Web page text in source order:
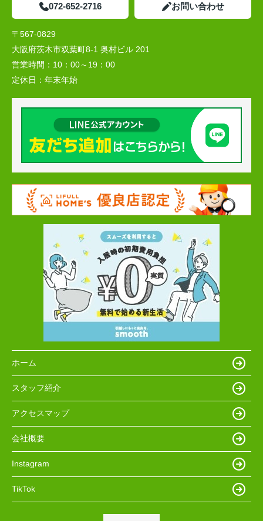
072-652-2716 お問い合わせ
〒567-0829
大阪府茨木市双葉町8-1 奥村ビル 201
営業時間： 10：00～19：00
定休日： 年末年始
ホーム
スタッフ紹介
アクセスマップ
会社概要
Instagram
TikTok